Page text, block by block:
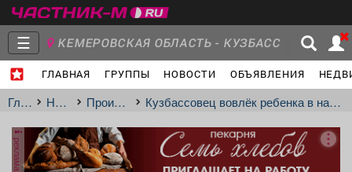
☰ КЕМЕРОВСКАЯ ОБЛАСТЬ - КУЗБАСС
МЕЖДУРЕЧЕНСК- Ваш город?
ГЛАВНАЯ ГРУППЫ НОВОСТИ ОБЪЯВЛЕНИЯ
Главная
Группы Новости
Главная Новости Происшествия Кузбассовец вовлёк ребенка в наркобизнес: суд вынес приговор
реклама